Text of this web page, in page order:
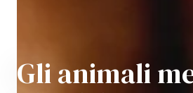
Gli animali